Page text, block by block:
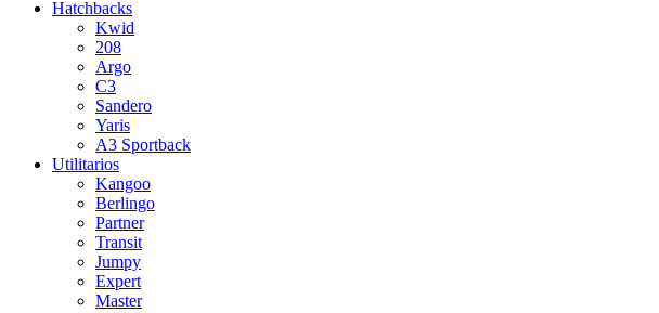
Hatchbacks
Kwid
208
Argo
C3
Sandero
Yaris
A3 Sportback
Utilitarios
Kangoo
Berlingo
Partner
Transit
Jumpy
Expert
Master